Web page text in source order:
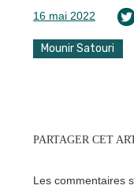
16 mai 2022
Mounir Satouri
PARTAGER CET
Les commentaires